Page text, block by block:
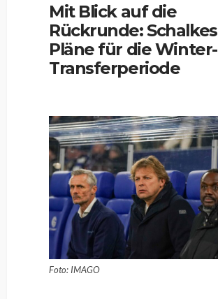
Mit Blick auf die
Rückrunde: Schalkes
Pläne für die Winter-
Transferperiode
Foto: IMAGO